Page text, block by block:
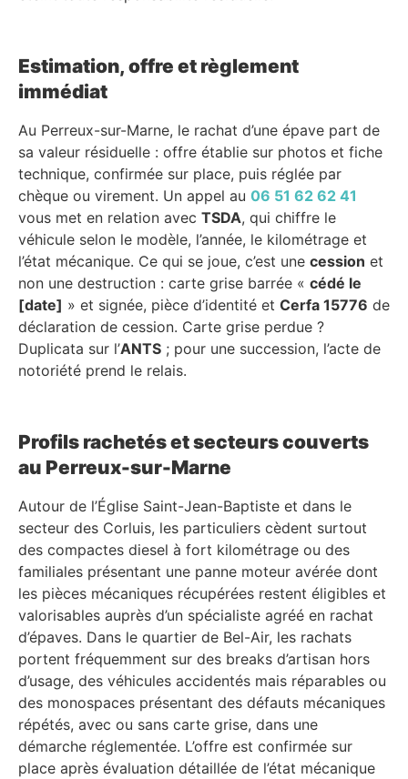
Estimation, offre et règlement
immédiat
Au Perreux-sur-Marne, le rachat d’une épave part de
sa valeur résiduelle : offre établie sur photos et fiche
technique, confirmée sur place, puis réglée par
chèque ou virement. Un appel au 06 51 62 62 41
vous met en relation avec TSDA, qui chiffre le
véhicule selon le modèle, l’année, le kilométrage et
l’état mécanique. Ce qui se joue, c’est une cession et
non une destruction : carte grise barrée « cédé le
[date] » et signée, pièce d’identité et Cerfa 15776 de
déclaration de cession. Carte grise perdue ?
Duplicata sur l’ANTS ; pour une succession, l’acte de
notoriété prend le relais.
Profils rachetés et secteurs couverts
au Perreux-sur-Marne
Autour de l’Église Saint-Jean-Baptiste et dans le
secteur des Corluis, les particuliers cèdent surtout
des compactes diesel à fort kilométrage ou des
familiales présentant une panne moteur avérée dont
les pièces mécaniques récupérées restent éligibles et
valorisables auprès d’un spécialiste agréé en rachat
d’épaves. Dans le quartier de Bel-Air, les rachats
portent fréquemment sur des breaks d’artisan hors
d’usage, des véhicules accidentés mais réparables ou
des monospaces présentant des défauts mécaniques
répétés, avec ou sans carte grise, dans une
démarche réglementée. L’offre est confirmée sur
place après évaluation détaillée de l’état mécanique